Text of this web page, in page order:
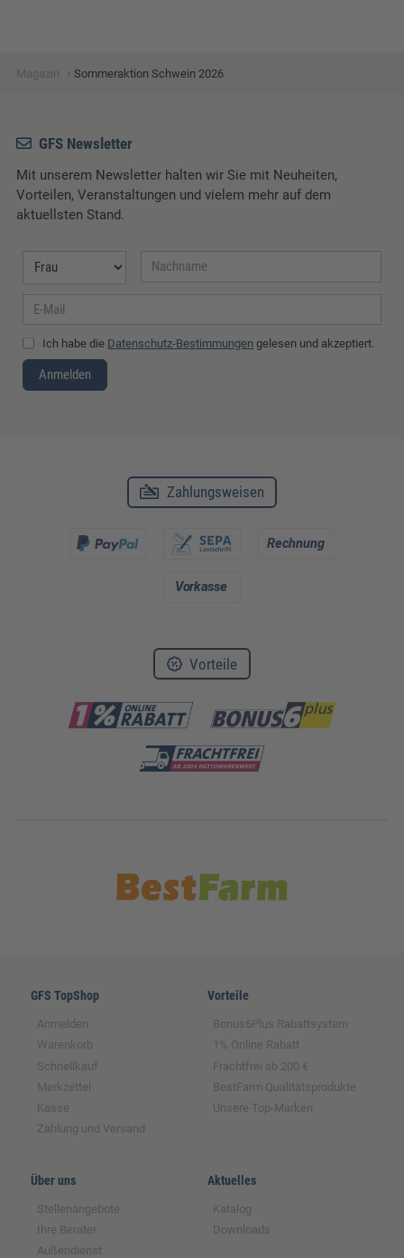
Magazin Sommeraktion Schwein 2026
GFS Newsletter
Mit unserem Newsletter halten wir Sie mit Neuheiten,
Vorteilen, Veranstaltungen und vielem mehr auf dem
aktuellsten Stand.
Ich habe die Datenschutz-Bestimmungen gelesen und akzeptiert.
Anmelden
Zahlungsweisen
Vorteile
GFS TopShop
Anmelden
Warenkorb
Schnellkauf
Merkzettel
Kasse
Zahlung und Versand
Vorteile
Bonus6Plus Rabattsystem
1% Online Rabatt
Frachtfrei ab 200 €
BestFarm Qualitätsprodukte
Unsere Top-Marken
Über uns
Stellenangebote
Ihre Berater
Außendienst
Aktuelles
Katalog
Downloads